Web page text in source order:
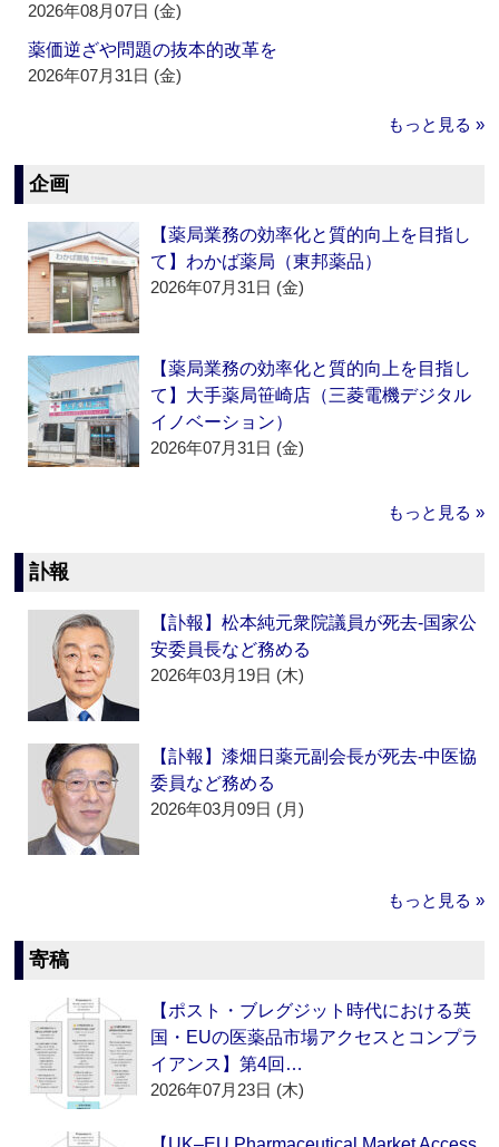
2026年08月07日 (金)
薬価逆ざや問題の抜本的改革を
2026年07月31日 (金)
もっと見る »
企画
【薬局業務の効率化と質的向上を目指し
て】わかば薬局（東邦薬品）
2026年07月31日 (金)
【薬局業務の効率化と質的向上を目指し
て】大手薬局笹崎店（三菱電機デジタル
イノベーション）
2026年07月31日 (金)
もっと見る »
訃報
【訃報】松本純元衆院議員が死去‐国家公
安委員長など務める
2026年03月19日 (木)
【訃報】漆畑日薬元副会長が死去‐中医協
委員など務める
2026年03月09日 (月)
もっと見る »
寄稿
【ポスト・ブレグジット時代における英
国・EUの医薬品市場アクセスとコンプラ
イアンス】第4回…
2026年07月23日 (木)